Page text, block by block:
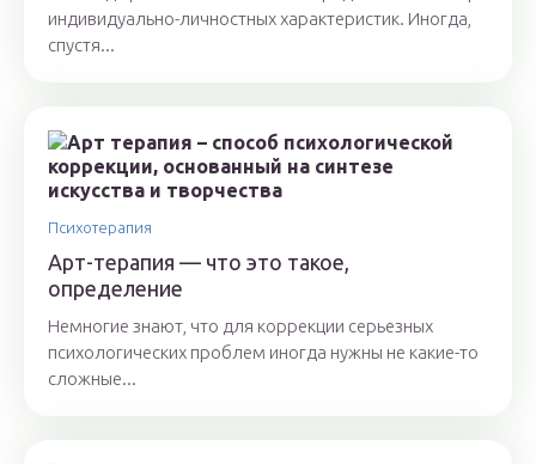
индивидуально-личностных характеристик. Иногда,
спустя...
Психотерапия
Арт-терапия — что это такое,
определение
Немногие знают, что для коррекции серьезных
психологических проблем иногда нужны не какие-то
сложные...